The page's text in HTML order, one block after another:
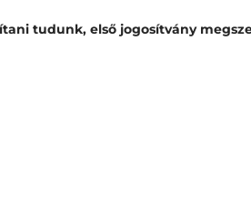
tudunk, első jogosítvány